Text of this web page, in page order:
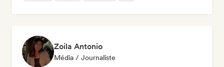
Zoila Antonio
Média / Journaliste